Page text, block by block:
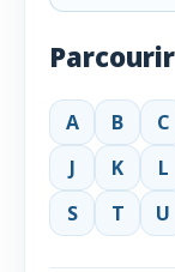
A B C
J
K L
S
T U